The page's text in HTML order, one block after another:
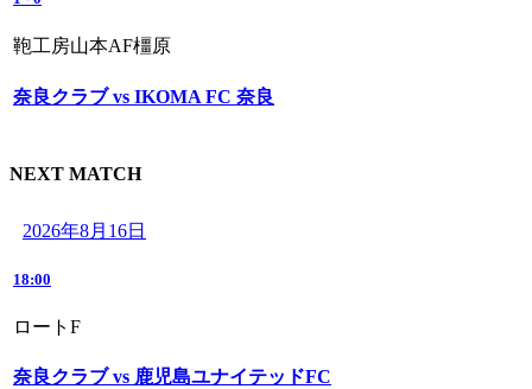
鞄工房山本AF橿原
奈良クラブ vs IKOMA FC 奈良
NEXT MATCH
2026年8月16日
18:00
ロートF
奈良クラブ vs 鹿児島ユナイテッドFC